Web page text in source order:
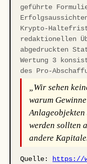
geführte
Krypto-
redaktionellen
abgedruckten
Wertung 3
des Pro-
„Wir sehen
warum
werden sollten
andere
Quelle: https://